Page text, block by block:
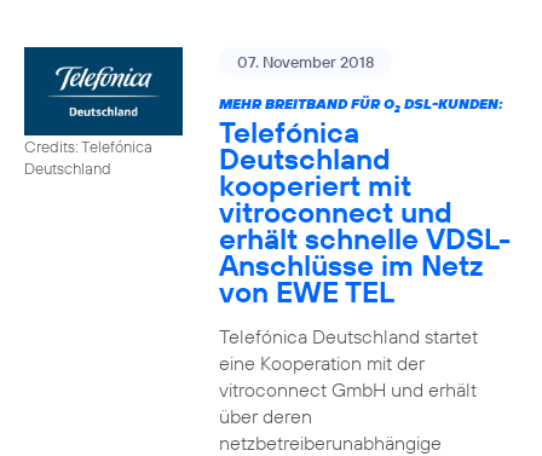
Credits: Telefónica
Deutschland
07. November 2018
MEHR BREITBAND FÜR O2DSL-KUNDEN:
Telefónica
Deutschland
kooperiert mit
vitroconnect und
erhält schnelle VDSL-
Anschlüsse im Netz
von EWE TEL
Telefónica Deutschland startet
eine Kooperation mit der
vitroconnect GmbH und erhält
über deren
netzbetreiberunabhängige